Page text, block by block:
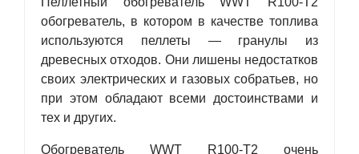
обогреватель, в котором в качестве топлива
используются пеллеты — гранулы из
древесных отходов. Они лишены недостатков
своих электрических и газовых собратьев, но
при этом обладают всеми достоинствами и
тех и других.
Обогреватель WWT R100-T2 очень